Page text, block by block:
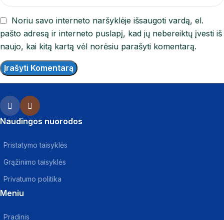
Noriu savo interneto naršyklėje išsaugoti vardą, el.
pašto adresą ir interneto puslapį, kad jų nebereiktų įvesti iš
naujo, kai kitą kartą vėl norėsiu parašyti komentarą.
Naudingos nuorodos
Pristatymo taisyklės
Grąžinimo taisyklės
Privatumo politika
Meniu
Pradinis